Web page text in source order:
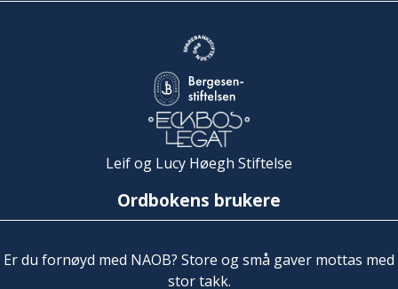
Leif og Lucy Høegh Stiftelse
Ordbokens brukere
Er du fornøyd med NAOB? Store og små gaver mottas med
stor takk.